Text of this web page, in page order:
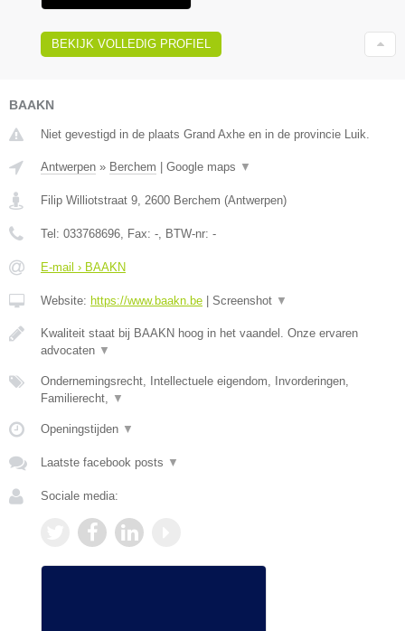
BEKIJK VOLLEDIG PROFIEL
BAAKN
Niet gevestigd in de plaats Grand Axhe en in de provincie Luik.
Antwerpen » Berchem Google maps ▼
Filip Williotstraat 9 2600 Berchem (Antwerpen)
Tel: 033768696 , Fax: - , BTW-nr: -
E-mail › BAAKN
Website: https://www.baakn.be Screenshot ▼
Kwaliteit staat bij BAAKN hoog in het vaandel. Onze ervaren
advocaten ▼
Ondernemingsrecht, Intellectuele eigendom, Invorderingen,
Familierecht,
▼
Openingstijden ▼
Laatste facebook posts ▼
Sociale media: